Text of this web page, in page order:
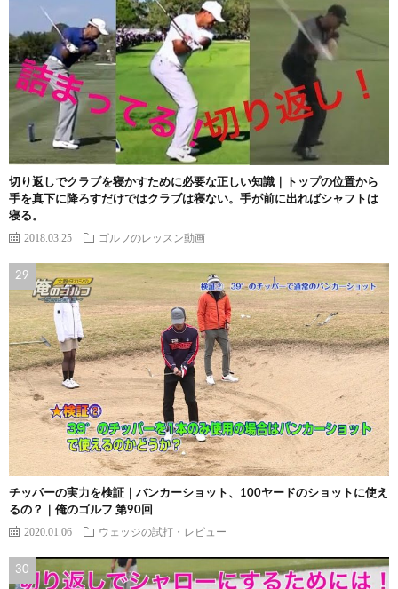
切り返しでクラブを寝かすために必要な正しい知識｜トップの位置から
手を真下に降ろすだけではクラブは寝ない。手が前に出ればシャフトは
寝る。
2018.03.25 ゴルフのレッスン動画
チッパーの実力を検証｜バンカーショット、100ヤードのショットに使え
るの？｜俺のゴルフ 第90回
2020.01.06 ウェッジの試打・レビュー